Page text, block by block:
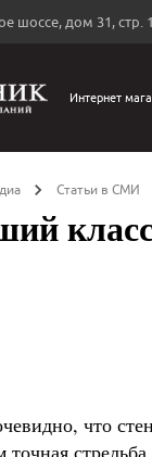
шоссе, дом 31, стр.
←
Интернет
Статьи в СМИ
что
точная